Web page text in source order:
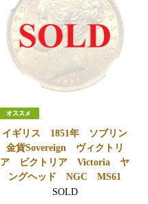
イギリス 1851年 ソブリン
金貨Sovereign ヴィクトリ
ア ビクトリア Victoria ヤ
ングヘッド NGC MS61
SOLD